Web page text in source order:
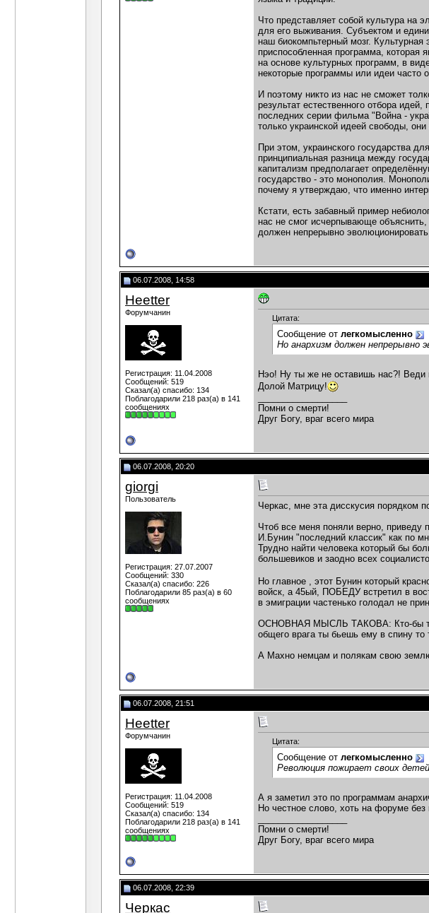
Что представляет собой культура на
для его выживания. Субъектом и
наш биокомпьтерный мозг.
приспособленная программа,
на основе культурных программ, в
некоторые программы или идеи часто
И поэтому никто из нас не сможет
результат естественного отбора
последних серии фильма "Война -
только украинской идеей свободы,
При этом, украинского государства
принципиальная разница между
капитализм предполагает
государство - это монополия.
почему я утверждаю, что именно
Кстати, есть забавный пример
нас не смог исчерпывающе
должен непрерывно
06.07.2008, 14:58
Heetter
Форумчанин
Регистрация: 11.04.2008
Сообщений: 519
Сказал(а) спасибо: 134
Поблагодарили 218 раз(а) в 141
сообщениях
Цитата:
Сообщение от легкомысленно
Но анархизм должен непрерывно
Нэо! Ну ты же не оставишь нас?! Веди
Долой Матрицу!
Помни о смерти!
Друг Богу, враг всего мира
06.07.2008, 20:20
giorgi
Пользователь
Регистрация: 27.07.2007
Сообщений: 330
Сказал(а) спасибо: 226
Поблагодарили 85 раз(а) в 60
сообщениях
Черкас, мне эта дисскусия порядком
Чтоб все меня поняли верно, приведу
И.Бунин "последний классик" как по
Трудно найти человека который бы
большевиков и заодно всех
Но главное , этот Бунин который
войск, а 45ый, ПОБЕДУ встретил в
в эмиграции частенько голодал не
ОСНОВНАЯ МЫСЛЬ ТАКОВА: Кто-бы ты
общего врага ты бьешь ему в спину
А Махно немцам и полякам свою
06.07.2008, 21:51
Heetter
Форумчанин
Регистрация: 11.04.2008
Сообщений: 519
Сказал(а) спасибо: 134
Поблагодарили 218 раз(а) в 141
сообщениях
Цитата:
Сообщение от легкомысленно
Революция пожирает своих
А я заметил это по программам
Но честное слово, хоть на форуме
Помни о смерти!
Друг Богу, враг всего мира
06.07.2008, 22:39
Черкас